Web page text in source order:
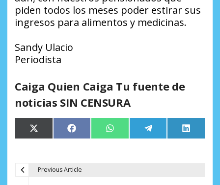
piden todos los meses poder estirar sus
ingresos para alimentos y medicinas.
Sandy Ulacio
Periodista
Caiga Quien Caiga Tu fuente de
noticias SIN CENSURA
Compartir
en
X
(Twitter)
Compartir
en
Facebook Compartir
en
WhatsApp Compartir
en
Telegram
en
LinkedIn
Previous Article